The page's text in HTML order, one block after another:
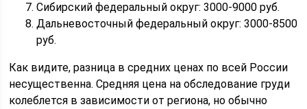
Сибирский федеральный округ: 3000-9000 руб.
Дальневосточный федеральный округ: 3000-8500
руб.
Как видите, разница в средних ценах по всей России
несущественна. Средняя цена на обследование груди
колеблется в зависимости от региона, но обычно